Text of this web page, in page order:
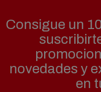
Consigue un
novedades y
en